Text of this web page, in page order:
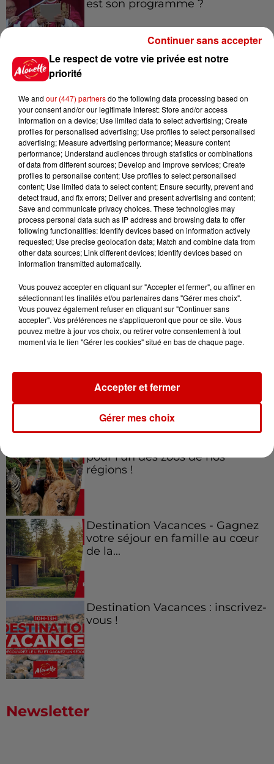
est son programme ?
7 août 2026
appartement...
7 août 2026
Éclipse solaire : découvrez les
meilleurs spots d'observation
du...
7 août 2026
À LA UNE : professeur
condamné, repreneurs pour
Duralex et la...
Jeux Voir plus
festival Marché Gourmand 2026
à Coulon !
pour l'un des zoos de nos
régions !
Destination Vacances - Gagnez
votre séjour en famille au cœur
de la...
Destination Vacances : inscrivez-
vous !
Newsletter
Le respect de votre vie privée est notre
priorité
We and our (447) partnersdo the following data processing based on
your consent and/or our legitimate interest: Store and/or access
information on a device; Use limited data to select advertising; Create
profiles for personalised advertising; Use profiles to select personalised
advertising; Measure advertising performance; Measure content
performance; Understand audiences through statistics or combinations
of data from different sources; Develop and improve services; Create
profiles to personalise content; Use profiles to select personalised
content; Use limited data to select content; Ensure security, prevent and
detect fraud, and fix errors; Deliver and present advertising and content;
Save and communicate privacy choices. These technologies may
process personal data such as IP address and browsing data to offer
following functionalities: Identify devices based on information actively
requested; Use precise geolocation data; Match and combine data from
other data sources; Link different devices; Identify devices based on
information transmitted automatically.
Vous pouvez accepter en cliquant sur "Accepter et fermer", ou affiner en
sélectionnant les finalités et/ou partenaires dans "Gérer mes choix".
Vous pouvez également refuser en cliquant sur "Continuer sans
accepter". Vos préférences ne s'appliqueront que pour ce site. Vous
pouvez mettre à jour vos choix, ou retirer votre consentement à tout
moment via le lien "Gérer les cookies" situé en bas de chaque page.
Gérer mes choix
Accepter et fermer
Continuer sans accepter